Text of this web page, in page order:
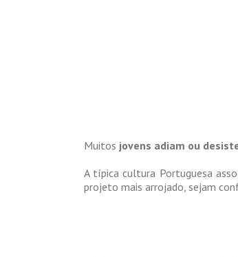
Muitos jovens adiam ou
A típica cultura Portuguesa
projeto mais arrojado, sejam